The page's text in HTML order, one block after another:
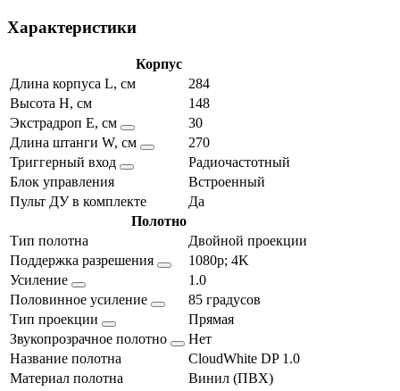
Характеристики
Корпус
Длина корпуса L, см
284
Высота H, см
148
Экстрадроп E, см
30
Длина штанги W, см
270
Триггерный вход
Радиочастотный
Блок управления
Встроенный
Пульт ДУ в комплекте
Да
Полотно
Тип полотна
Двойной проекции
Поддержка разрешения
1080p; 4K
Усиление
1.0
Половинное усиление
85 градусов
Тип проекции
Прямая
Звукопрозрачное полотно
Нет
Название полотна
CloudWhite DP 1.0
Материал полотна
Винил (ПВХ)